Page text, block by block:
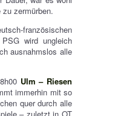
zermürben.
französischen
wird ungleich
ausnahmslos alle
Ulm – Riesen
immerhin mit so
quer durch alle